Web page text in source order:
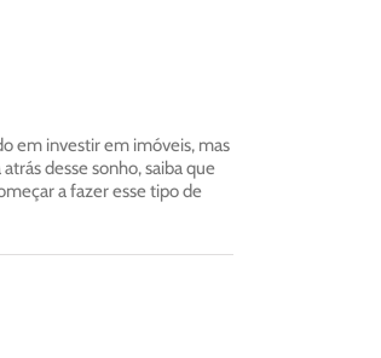
em investir em imóveis, mas
desse sonho, saiba que
a fazer esse tipo de